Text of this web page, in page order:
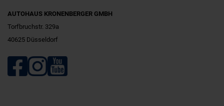
AUTOHAUS KRONENBERGER GMBH
Torfbruchstr. 329a
40625 Düsseldorf